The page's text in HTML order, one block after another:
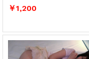
￥1,200